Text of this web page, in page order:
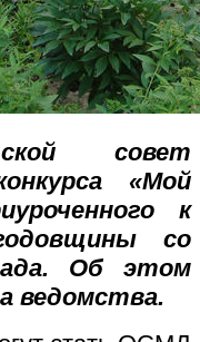
совет
«Мой
к
со
Об этом
ведомства.